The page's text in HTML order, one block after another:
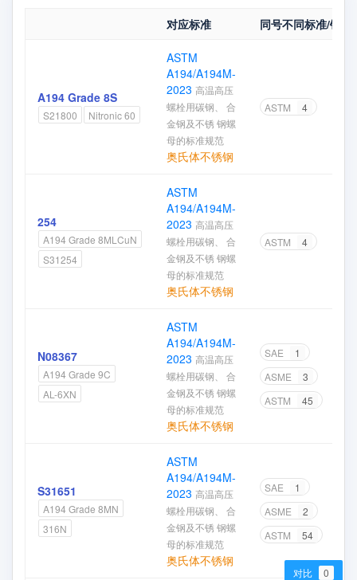
对应标准 同号不同标准/钢厂
A194 Grade 8S
S21800 Nitronic 60
ASTM
A194/A194M-
2023 高温高压
螺栓用碳钢、 合
金钢及不锈 钢螺
母的标准规范
奥氏体不锈钢
ASTM 4
254
A194 Grade 8MLCuN
S31254
ASTM
A194/A194M-
2023 高温高压
螺栓用碳钢、 合
金钢及不锈 钢螺
母的标准规范
奥氏体不锈钢
ASTM 4
N08367
A194 Grade 9C
AL-6XN
ASTM
A194/A194M-
2023 高温高压
螺栓用碳钢、 合
金钢及不锈 钢螺
母的标准规范
奥氏体不锈钢
SAE
1
ASME
3
ASTM
45
S31651
A194 Grade 8MN
316N
ASTM
A194/A194M-
2023 高温高压
螺栓用碳钢、 合
金钢及不锈 钢螺
母的标准规范
奥氏体不锈钢
SAE
1
ASME
2
ASTM
54
对比 0